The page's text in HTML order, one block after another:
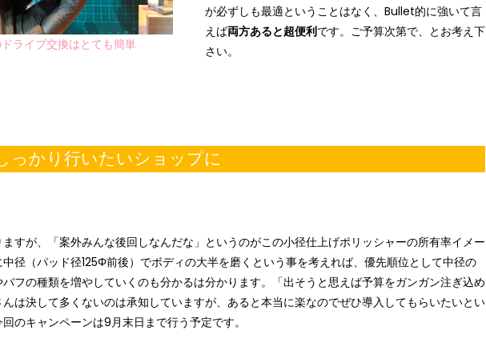
ライブ交換はとても簡単
が必ずしも最適ということはなく、Bullet的に強いて言
えば両方あると超便利です。ご予算次第で、とお考え下
さい。
っかり行いたいショップに
すが、「案外みんな後回しなんだな」というのがこの小径仕上げポリッシャーの所有率イメー
径（パッド径125Φ前後）でボディの大半を磨くという事を考えれば、優先順位として中径の
フの種類を増やしていくのも分かるは分かります。「出そうと思えば予算をガンガン注ぎ込め
は決して多くないのは承知していますが、あると本当に楽なのでぜひ導入してもらいたいとい
のキャンペーンは9月末日まで行う予定です。